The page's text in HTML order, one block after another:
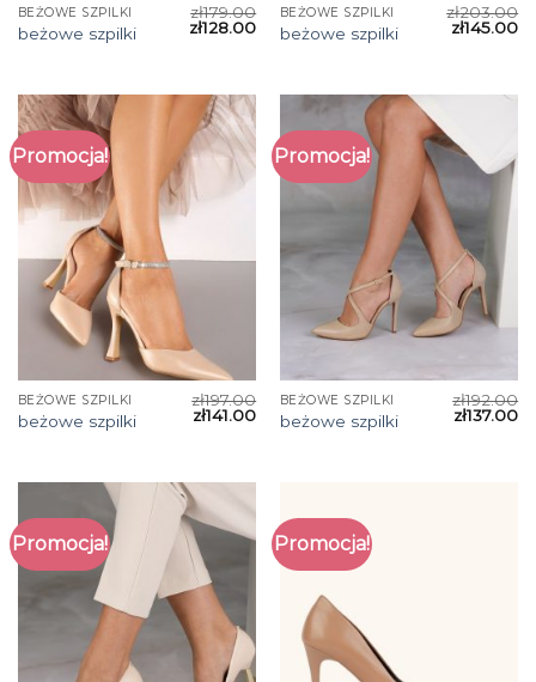
BEŻOWE SZPILKI
beżowe szpilki
zł179.00
zł128.00
BEŻOWE SZPILKI
beżowe szpilki
zł203.00
zł145.00
Promocja!
BEŻOWE SZPILKI
beżowe szpilki
zł197.00
zł141.00
Promocja!
BEŻOWE SZPILKI
beżowe szpilki
zł192.00
zł137.00
Promocja! Promocja!